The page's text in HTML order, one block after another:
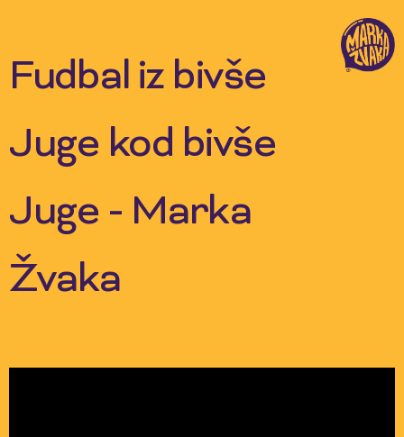
Fudbal iz bivše
Juge kod bivše
Juge - Marka
Žvaka